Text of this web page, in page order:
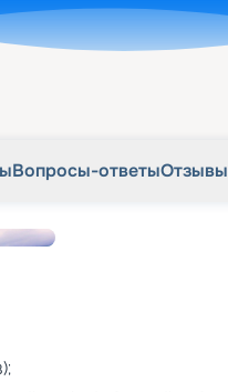
Вопросы-ответыОтзывы